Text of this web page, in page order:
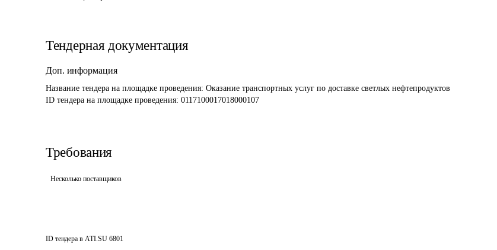
Тендерная документация
Доп. информация
Название тендера на площадке проведения: Оказание транспортных услуг по доставке светлых нефтепродуктов
ID тендера на площадке проведения: 0117100017018000107
Требования
Несколько поставщиков
ID тендера в ATI.SU 6801